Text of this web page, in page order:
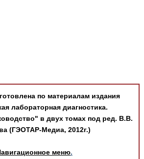
по материалам издания
лабораторная диагностика.
в двух томах под ред. В.В.
(ГЭОТАР-Медиа, 2012г.)
меню.